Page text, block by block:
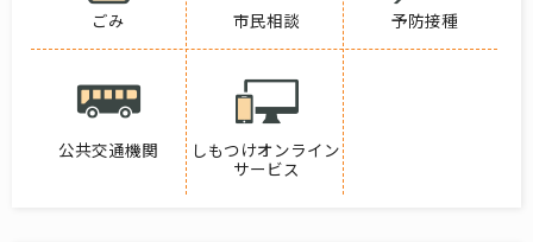
ごみ 市民相談 予防接種
公共交通機関
しもつけオンライン
サービス